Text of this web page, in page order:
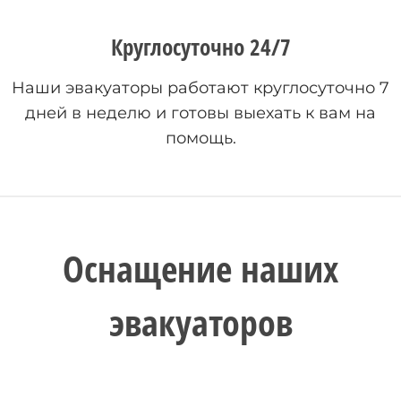
Круглосуточно 24/7
Наши эвакуаторы работают круглосуточно 7
дней в неделю и готовы выехать к вам на
помощь.
Оснащение наших
эвакуаторов